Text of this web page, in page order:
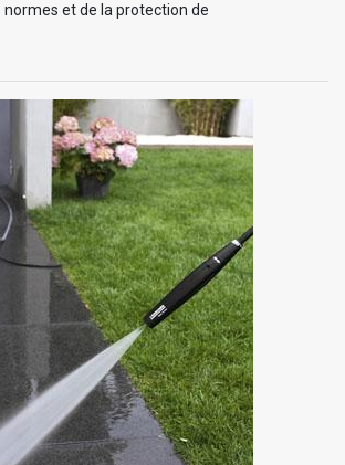
et de la protection de